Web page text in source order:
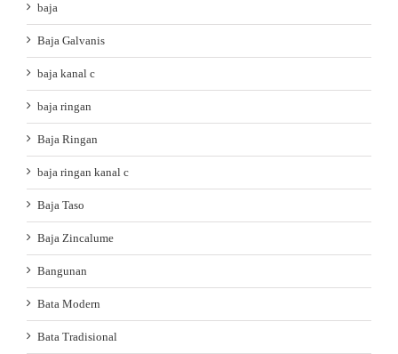
baja
Baja Galvanis
baja kanal c
baja ringan
Baja Ringan
baja ringan kanal c
Baja Taso
Baja Zincalume
Bangunan
Bata Modern
Bata Tradisional